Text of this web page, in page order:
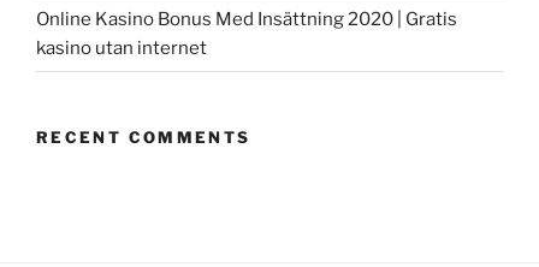
Online Kasino Bonus Med Insättning 2020 | Gratis
kasino utan internet
RECENT COMMENTS